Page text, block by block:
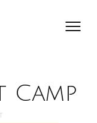
Camp